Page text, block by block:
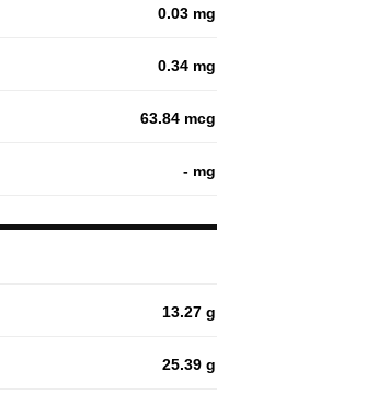
0.03 mg
0.34 mg
63.84 mcg
- mg
13.27 g
25.39 g